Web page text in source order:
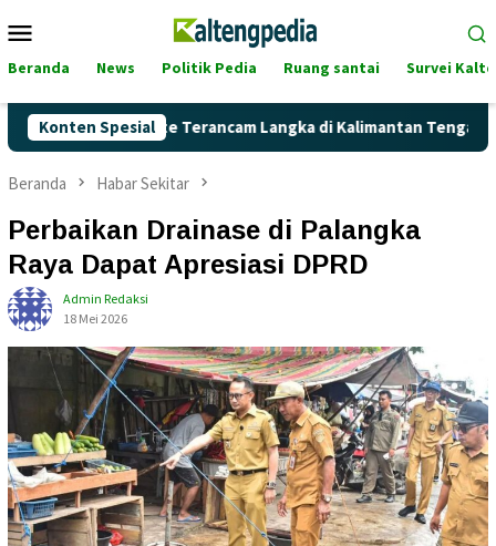
ke
Mobile
Beranda News Politik Pedia Ruang santai Survei
Konten Spesial
Pertalite Terancam Langka di Kalimantan Tengah?
Beranda Habar Sekitar
Perbaikan Drainase di Palangka
Raya Dapat Apresiasi DPRD
Admin Redaksi
18 Mei 2026